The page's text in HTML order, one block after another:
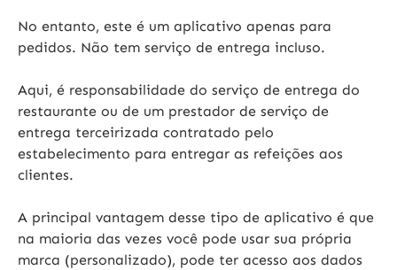
No entanto, este é um aplicativo apenas para
pedidos. Não tem serviço de entrega incluso.
Aqui, é responsabilidade do serviço de entrega do
restaurante ou de um prestador de serviço de
entrega terceirizada contratado pelo
estabelecimento para entregar as refeições aos
clientes.
A principal vantagem desse tipo de aplicativo é que
na maioria das vezes você pode usar sua própria
marca (personalizado), pode ter acesso aos dados